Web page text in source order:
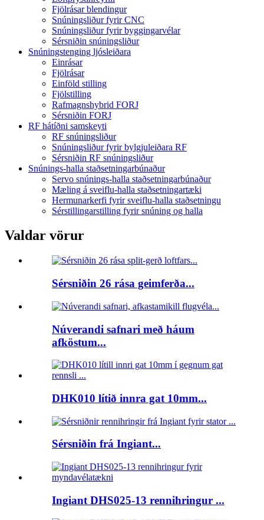
Fjölrásar blendingur
Snúningsliður fyrir CNC
Snúningsliður fyrir byggingarvélar
Sérsniðin snúningsliður
Snúningstenging ljósleiðara
Einrásar
Fjölrásar
Einföld stilling
Fjölstilling
Rafmagnshybrid FORJ
Sérsniðin FORJ
RF hátíðni samskeyti
RF snúningsliður
Snúningsliður fyrir bylgjuleiðara RF
Sérsniðin RF snúningsliður
Snúnings-halla staðsetningarbúnaður
Servo snúnings-halla staðsetningarbúnaður
Mæling á sveiflu-halla staðsetningartæki
Hermunarkerfi fyrir sveiflu-halla staðsetningu
Sérstillingarstilling fyrir snúning og halla
Valdar vörur
Sérsniðin 26 rása geimferða...
Núverandi safnari með háum
afköstum...
DHK010 lítið innra gat 10mm...
Sérsniðin frá Ingiant...
Ingiant DHS025-13 rennihringur ...